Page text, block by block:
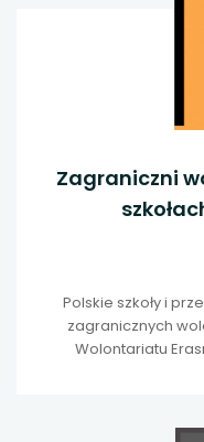
Zagraniczni
Polskie szkoły i
zagranicznych
Wolontariatu